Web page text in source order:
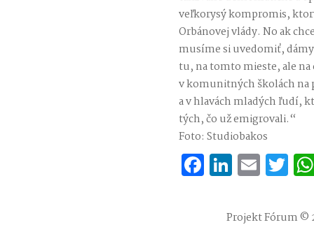
veľkorysý kompromis,
Orbánovej vlády. No ak
musíme si uvedomiť,
tu, na tomto mieste, ale
v komunitných školách na
a v hlavách mladých ľudí,
tých, čo už emigrovali.“
Foto: Studiobakos
Facebook
Projekt Fórum ©